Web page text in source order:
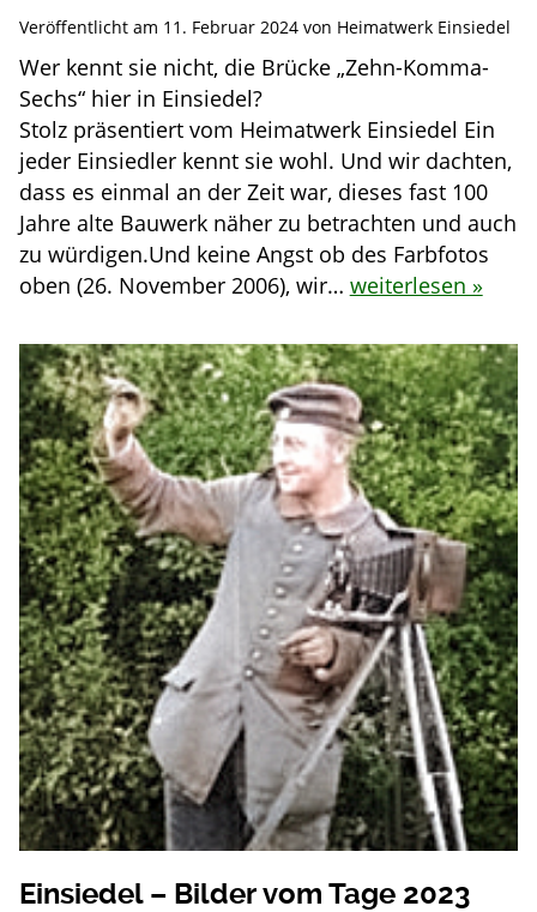
Veröffentlicht am 11. Februar 2024von Heimatwerk Einsiedel
Wer kennt sie nicht, die Brücke „Zehn-Komma-
Sechs“ hier in Einsiedel?
Stolz präsentiert vom Heimatwerk Einsiedel Ein
jeder Einsiedler kennt sie wohl. Und wir dachten,
dass es einmal an der Zeit war, dieses fast 100
Jahre alte Bauwerk näher zu betrachten und auch
zu würdigen.Und keine Angst ob des Farbfotos
oben (26. November 2006), wir… weiterlesen »
Einsiedel – Bilder vom Tage 2023